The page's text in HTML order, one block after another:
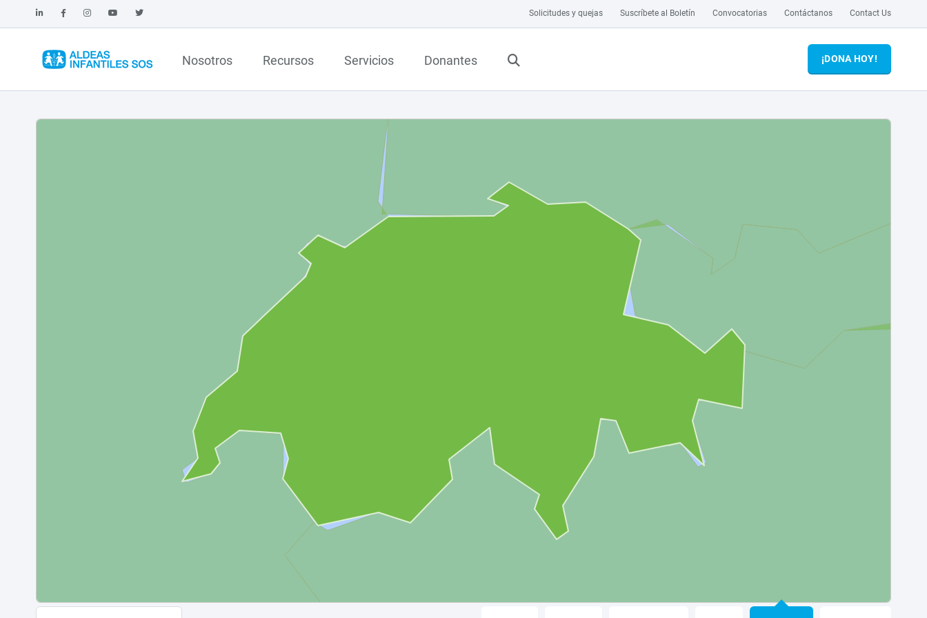
Solicitudes y quejas Suscríbete al Boletín Convocatorias Contáctanos Contact Us
Nosotros Recursos Servicios Donantes ¡DONA HOY!